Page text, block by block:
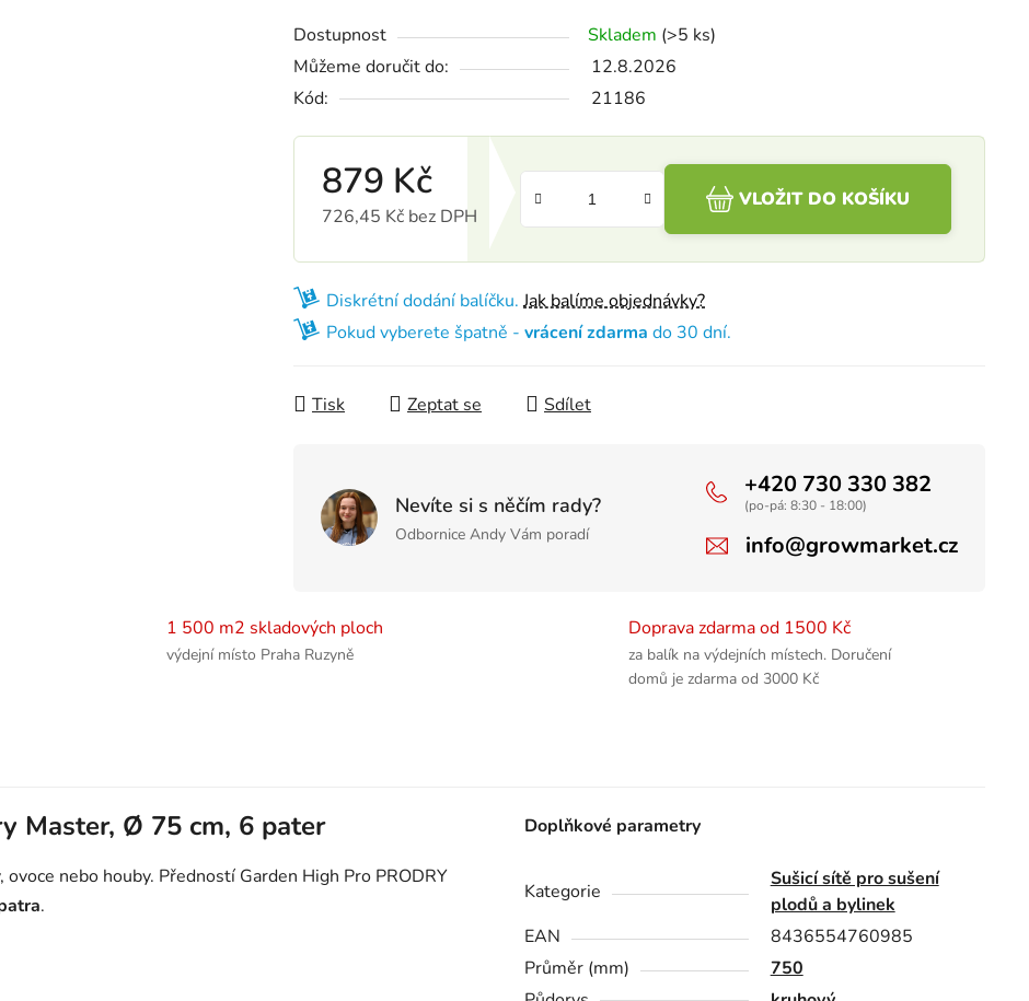
Dostupnost Skladem (>5 ks)
Můžeme doručit do:
12.8.2026
Kód:
21186
879 Kč
726,45 Kč bez DPH
VLOŽIT DO KOŠÍKU
Diskrétní dodání balíčku.Jak balíme objednávky?
Pokud vyberete špatně - vrácení zdarma do 30 dní.
Tisk Zeptat se Sdílet
Nevíte si s něčím rady?
Odbornice Andy Vám poradí
+420 730 330 382
(po-pá: 8:30 - 18:00)
info@growmarket.cz
1 500 m2 skladových ploch
výdejní místo Praha Ruzyně
Doprava zdarma od 1500 Kč
za balík na výdejních místech. Doručení
domů je zdarma od 3000 Kč
Master, Ø 75 cm, 6 pater
nebo houby. Předností Garden High Pro PRODRY
.
Doplňkové parametry
Kategorie
Sušicí sítě pro sušení
plodů a bylinek
EAN
8436554760985
Průměr (mm)
750